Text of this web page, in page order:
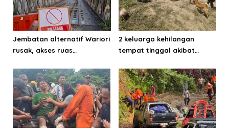
Jembatan alternatif Wariori
rusak, akses ruas
2 keluarga kehilangan
tempat tinggal akibat
Mokwam